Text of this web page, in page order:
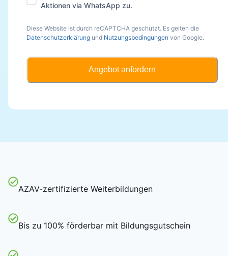
Aktionen via WhatsApp zu.
Diese Website ist durch reCAPTCHA geschützt. Es gelten die
Datenschutzerklärung und Nutzungsbedingungen von Google.
Angebot anfordern
AZAV-zertifizierte Weiterbildungen
Bis zu 100% förderbar mit Bildungsgutschein